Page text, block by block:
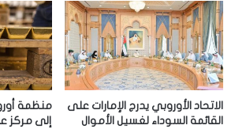
الاتحاد الأوروبي يدرج الإمارات على
القائمة السوداء لغسيل الأموال
منظمة
إلى مركز